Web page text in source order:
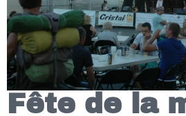
Fête de la